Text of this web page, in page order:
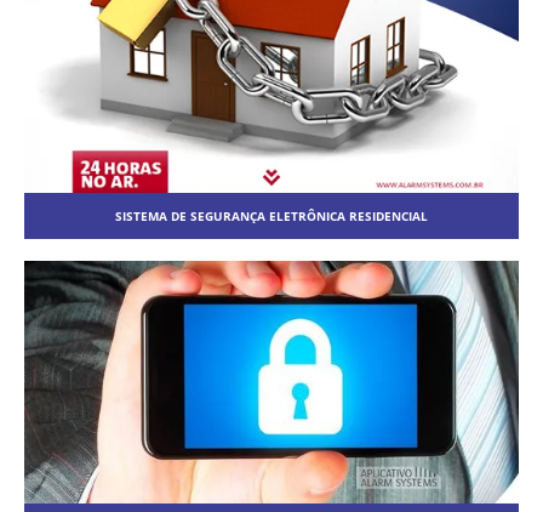
SISTEMA DE SEGURANÇA ELETRÔNICA RESIDENCIAL